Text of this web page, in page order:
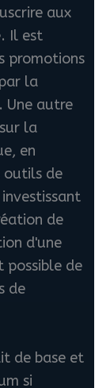
aux
Il est
promotions
la
Une autre
la
en
outils de
de
d'une
possible de
de
de base et
si